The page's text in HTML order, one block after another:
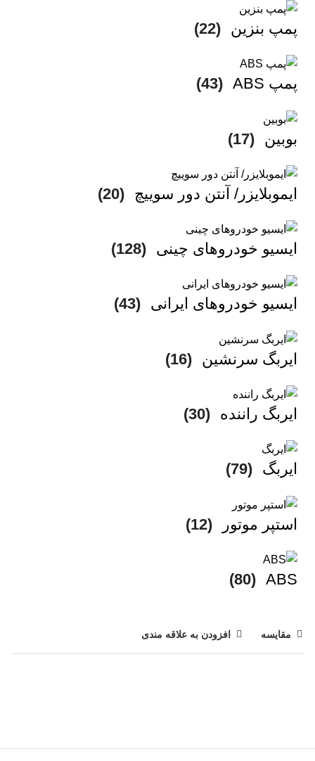
پمپ بنزین (22)
پمپ ABS (43)
بوبین (17)
ایموبلایزر/ آنتن دور سوییچ (20)
ایسیو خودروهای چینی (128)
ایسیو خودروهای ایرانی (43)
ایربگ سرنشین (16)
ایربگ راننده (30)
ایربگ (79)
استپر موتور (12)
ABS
(80)
مقایسه افزودن به علاقه مندی